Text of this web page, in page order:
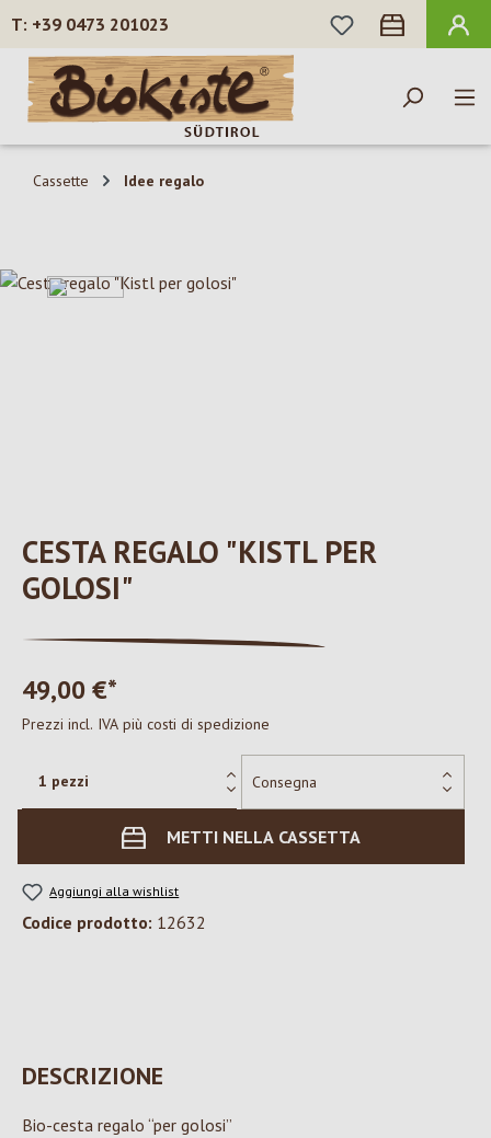
Passa al contenuto principale
+39 0473 201023
HAI 0 ARTICOLI
Cassette Idee regalo
Salta la galleria di immagini
CESTA REGALO "KISTL PER
GOLOSI"
49,00 €*
Prezzi incl. IVA più costi di spedizione
METTI NELLA CASSETTA
Aggiungi alla wishlist
Codice prodotto: 12632
DESCRIZIONE
Bio-cesta regalo “per golosi”